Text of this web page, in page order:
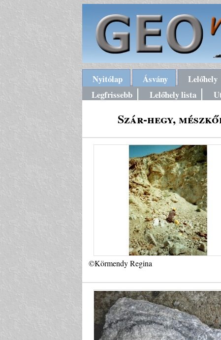
Nyitólap Ásvány Lelőhely
Legfrissebb
Lelőhely lista
Szár-hegy,
©Körmendy Regina